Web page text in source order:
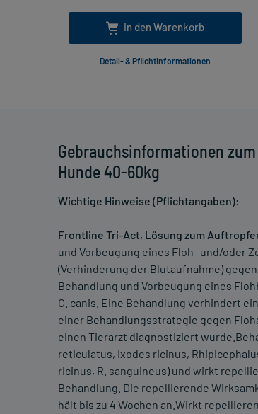
Gebrauchsinformationen
Hunde 40-60kg
Wichtige Hinweise (Pflichtangaben):
Frontline Tri-Act, Lösung zum
und Vorbeugung eines Floh- und/oder
(Verhinderung der Blutaufnahme)
Behandlung und Vorbeugung eines
C. canis. Eine Behandlung verhindert
einer Behandlungsstrategie gegen
einen Tierarzt diagnostiziert
reticulatus, Ixodes ricinus,
ricinus, R. sanguineus) und wirkt
Behandlung. Die repellierende
hält bis zu 4 Wochen an.Wirkt
In den Warenkorb
Detail- & Pflichtinformationen